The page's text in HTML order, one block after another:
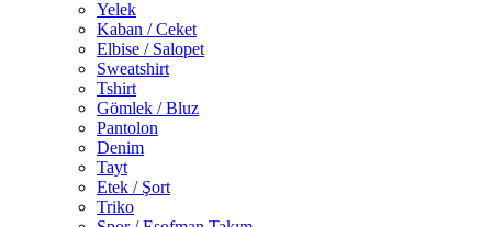
Yelek
Kaban / Ceket
Elbise / Salopet
Sweatshirt
Tshirt
Gömlek / Bluz
Pantolon
Denim
Tayt
Etek / Şort
Triko